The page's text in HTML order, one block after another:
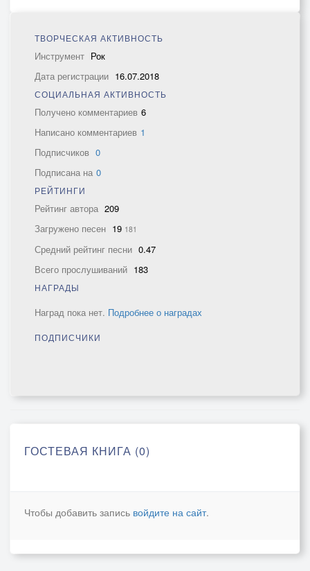
ТВОРЧЕСКАЯ АКТИВНОСТЬ
Инструмент Рок
Дата регистрации 16.07.2018
СОЦИАЛЬНАЯ АКТИВНОСТЬ
Получено комментариев 6
Написано комментариев 1
Подписчиков 0
Подписана на 0
РЕЙТИНГИ
Рейтинг автора 209
Загружено песен 19 181
Средний рейтинг песни 0.47
Всего прослушиваний 183
НАГРАДЫ
Наград пока нет. Подробнее о наградах
ПОДПИСЧИКИ
ГОСТЕВАЯ КНИГА (0)
Чтобы добавить запись войдите на сайт.